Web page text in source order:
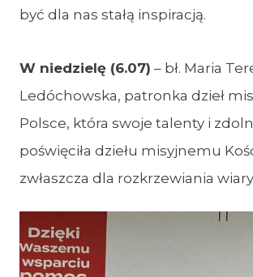
być dla nas stałą inspiracją.
W niedzielę (6.07) – bł. Maria
Ledóchowska, patronka dzieł
Polsce, która swoje talenty i
poświęciła dziełu misyjnemu
zwłaszcza dla rozkrzewiania